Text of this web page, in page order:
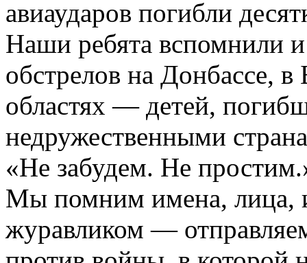
авиаударов погибли
Наши ребята вспомнили и
обстрелов на Донбассе,
областях — детей,
недружественными
«Не забудем. Не
Мы помним имена, лица,
журавликом —